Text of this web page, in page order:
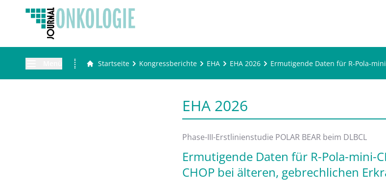
Startseite Kongressberichte EHA EHA 2026 Ermutigende Daten für R-Pola-
EHA 2026
Phase-III-Erstlinienstudie POLAR BEAR beim DLBCL
Ermutigende Daten für R-Pola-mini-
CHOP bei älteren, gebrechlichen